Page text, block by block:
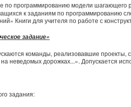
по программированию модели шагающего
к заданиям по программированию
Книги для учителя по работе с
задание»
команды, реализовавшие
на неведомых дорожках...». Допускается
задания: